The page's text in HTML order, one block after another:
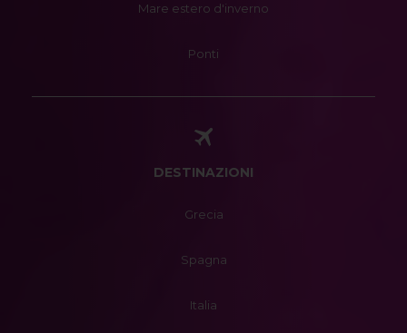
Mare estero d'inverno
Ponti
DESTINAZIONI
Grecia
Spagna
Italia